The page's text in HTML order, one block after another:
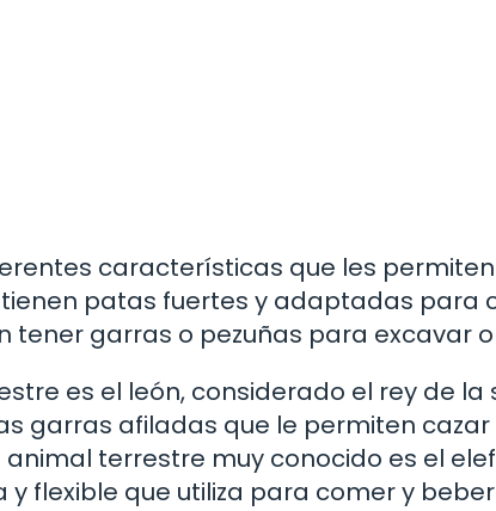
características que les
patas fuertes y adaptadas para
tener garras o pezuñas para excavar
es el león, considerado el rey de la
garras afiladas que le permiten cazar
terrestre muy conocido es el
flexible que utiliza para comer y